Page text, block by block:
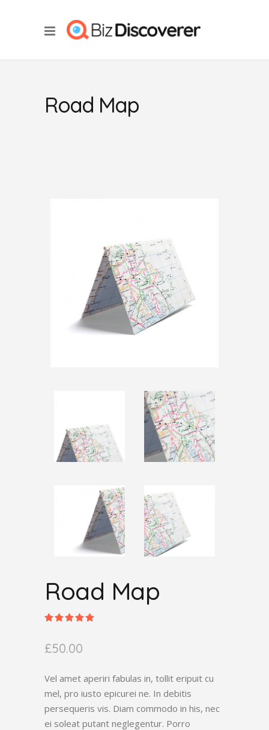
Road Map
Road Map
of 5
based
customer
rating
£50.00
Vel amet aperiri fabulas in, tollit eripuit cu
mel, pro iusto epicurei ne. In debitis
persequeris vis. Diam commodo in his, nec
ei soleat putant neglegentur. Porro